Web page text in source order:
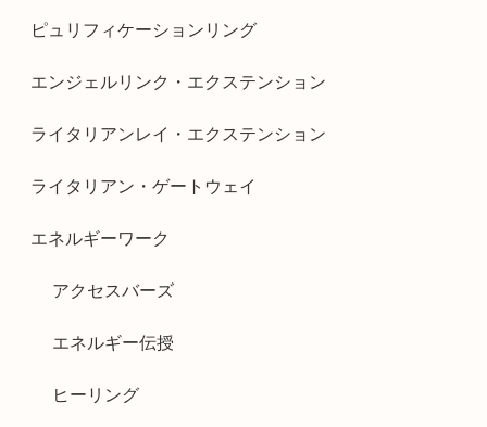
ピュリフィケーションリング
エンジェルリンク・エクステンション
ライタリアンレイ・エクステンション
ライタリアン・ゲートウェイ
エネルギーワーク
アクセスバーズ
エネルギー伝授
ヒーリング